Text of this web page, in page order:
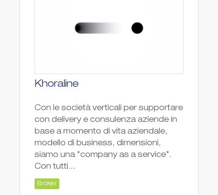
Khoraline
Con le società verticali per supportare
con delivery e consulenza aziende in
base a momento di vita aziendale,
modello di business, dimensioni,
siamo una "company as a service".
Con tutti...
Broker